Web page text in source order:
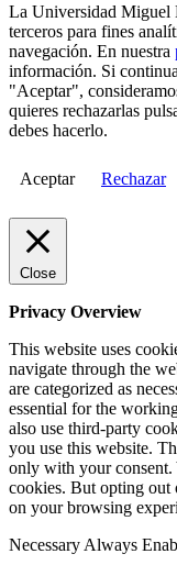
La Universidad Miguel
terceros para fines
navegación. En nuestra
información. Si
"Aceptar",
quieres rechazarlas
debes hacerlo.
Aceptar Rechazar
Close
Privacy Overview
This website uses
navigate through the
are categorized as
essential for the
also use third-party
you use this website.
only with your consent.
cookies. But opting out
on your browsing
Necessary Always